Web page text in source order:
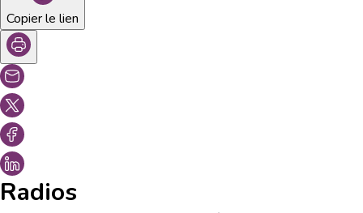
Copier le lien
Radios